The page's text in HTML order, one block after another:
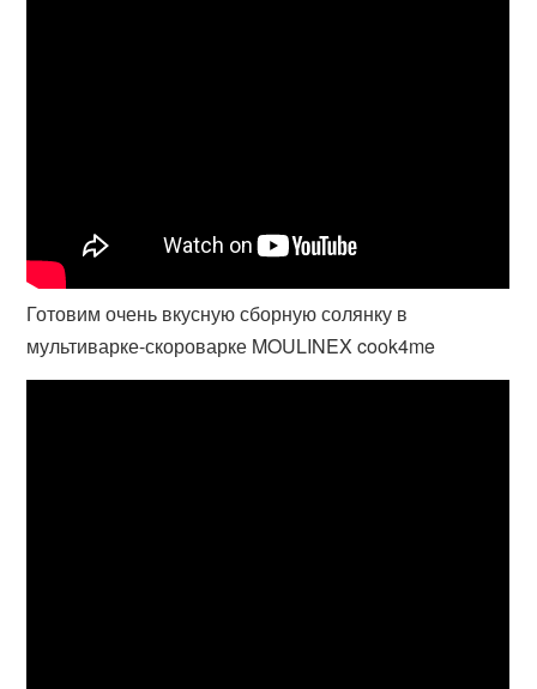
Готовим очень вкусную сборную солянку в
мультиварке-скороварке MOULINEX cook4me